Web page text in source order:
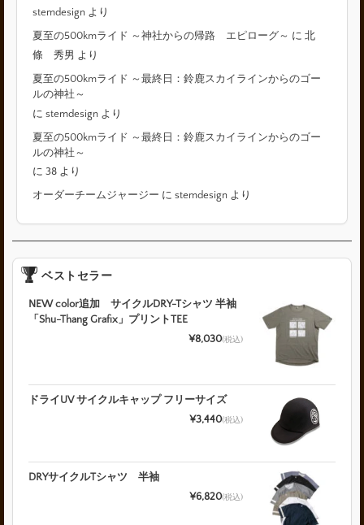
stemdesign より
夏至の500kmライド ～神社からの帰路 エピローグ～ に北
條 秀男 より
夏至の500kmライド ～最終日：鈴鹿スカイラインからのゴー
ルの神社～
にstemdesign より
夏至の500kmライド ～最終日：鈴鹿スカイラインからのゴー
ルの神社～
に38 より
オーダーチームジャージー にstemdesign より
ベストセラー
NEW color追加 サイクルDRY-Tシャツ 半袖
「Shu-Thang Grafix」プリントTEE
¥8,030(税込)
ドライUV サイクルキャップ フリーサイズ
¥3,440(税込)
DRYサイクルTシャツ 半袖
¥6,820(税込)